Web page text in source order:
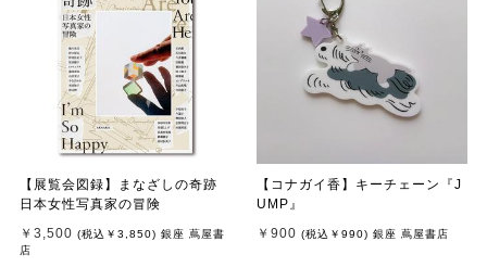
【展覧会図録】まなざしの奇跡
日本女性写真家の冒険
￥3,500 (税込 ￥3,850) 銀座 蔦屋書
店
【コナガイ香】キーチェーン『J
UMP』
￥900 (税込 ￥990) 銀座 蔦屋書店